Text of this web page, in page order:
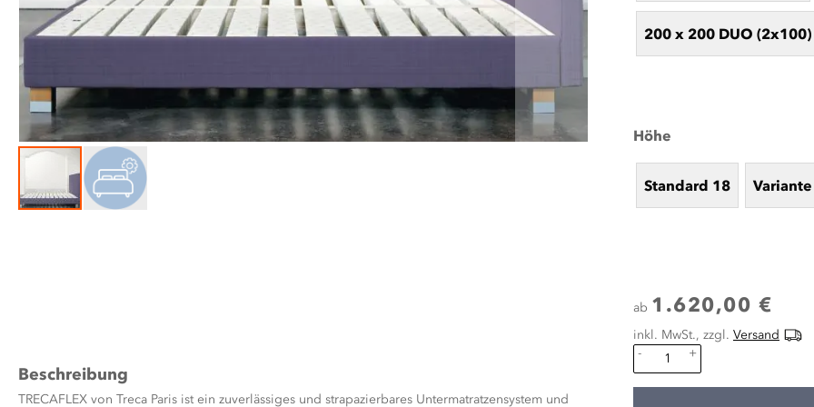
200 x 200 DUO (2x100)
Höhe
Standard 18
ab 1.620,00 €
inkl. MwSt., zzgl. Versand
-
+
Beschreibung
TRECAFLEX von Treca Paris ist ein zuverlässiges und strapazierbares Untermatratzensystem und